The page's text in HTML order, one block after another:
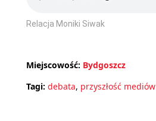
Relacja Moniki Siwak
Miejscowość: Bydgoszcz
Tagi: debata, przyszłość mediów